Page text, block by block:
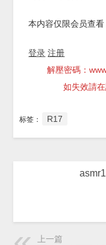
本内容仅限会员查看
登录 注册
解壓密碼：
如失效請
标签： R17
上一篇